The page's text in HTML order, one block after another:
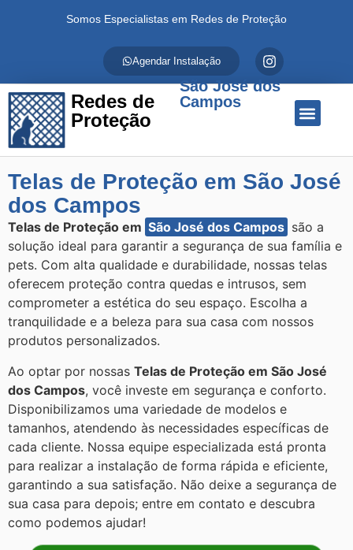
Somos Especialistas em Redes de Proteção
Agendar Instalação
Redes de
Proteção
São José dos
Campos
Telas de Proteção em São José
dos Campos
Telas de Proteção em São José dos Campos são a
solução ideal para garantir a segurança de sua família e
pets. Com alta qualidade e durabilidade, nossas telas
oferecem proteção contra quedas e intrusos, sem
comprometer a estética do seu espaço. Escolha a
tranquilidade e a beleza para sua casa com nossos
produtos personalizados.
Ao optar por nossas Telas de Proteção em São José
dos Campos, você investe em segurança e conforto.
Disponibilizamos uma variedade de modelos e
tamanhos, atendendo às necessidades específicas de
cada cliente. Nossa equipe especializada está pronta
para realizar a instalação de forma rápida e eficiente,
garantindo a sua satisfação. Não deixe a segurança de
sua casa para depois; entre em contato e descubra
como podemos ajudar!